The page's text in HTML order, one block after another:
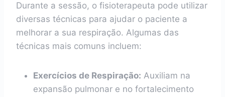
Durante a sessão, o fisioterapeuta pode utilizar
diversas técnicas para ajudar o paciente a
melhorar a sua respiração. Algumas das
técnicas mais comuns incluem:
Exercícios de Respiração: Auxiliam na
expansão pulmonar e no fortalecimento